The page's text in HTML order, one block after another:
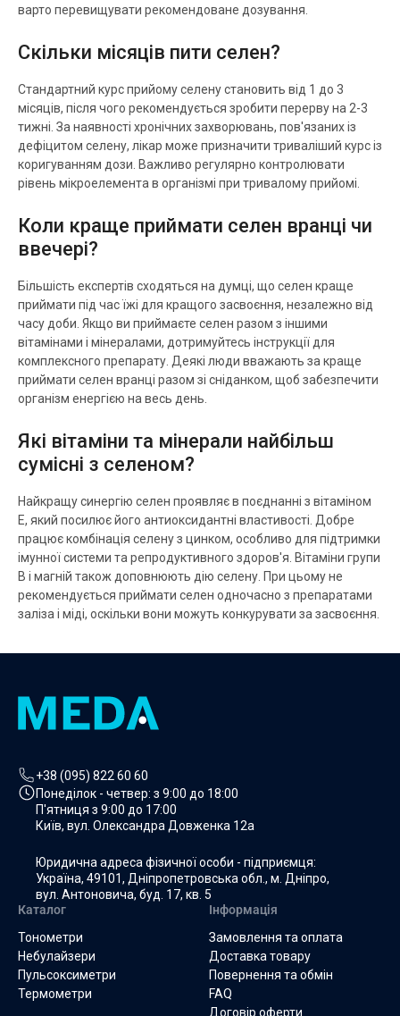
варто перевищувати рекомендоване дозування.
Скільки місяців пити селен?
Стандартний курс прийому селену становить від 1 до 3
місяців, після чого рекомендується зробити перерву на 2-3
тижні. За наявності хронічних захворювань, пов'язаних із
дефіцитом селену, лікар може призначити триваліший курс із
коригуванням дози. Важливо регулярно контролювати
рівень мікроелемента в організмі при тривалому прийомі.
Коли краще приймати селен вранці чи
ввечері?
Більшість експертів сходяться на думці, що селен краще
приймати під час їжі для кращого засвоєння, незалежно від
часу доби. Якщо ви приймаєте селен разом з іншими
вітамінами і мінералами, дотримуйтесь інструкції для
комплексного препарату. Деякі люди вважають за краще
приймати селен вранці разом зі сніданком, щоб забезпечити
організм енергією на весь день.
Які вітаміни та мінерали найбільш
сумісні з селеном?
Найкращу синергію селен проявляє в поєднанні з вітаміном
E, який посилює його антиоксидантні властивості. Добре
працює комбінація селену з цинком, особливо для підтримки
імунної системи та репродуктивного здоров'я. Вітаміни групи
B і магній також доповнюють дію селену. При цьому не
рекомендується приймати селен одночасно з препаратами
заліза і міді, оскільки вони можуть конкурувати за засвоєння.
+38 (095) 822 60 60
Понеділок - четвер: з 9:00 до 18:00
П'ятниця з 9:00 до 17:00
Київ, вул. Олександра Довженка 12а
Юридична адреса фізичної особи - підприємця:
Україна, 49101, Дніпропетровська обл., м. Дніпро,
вул. Антоновича, буд. 17, кв. 5
Каталог
Тонометри
Небулайзери
Пульсоксиметри
Термометри
Інформація
Замовлення та оплата
Доставка товару
Повернення та обмін
FAQ
Договір оферти